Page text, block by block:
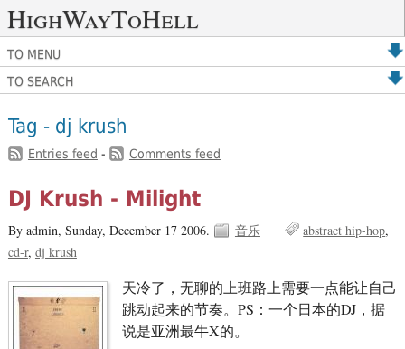
HighWayToHell
TO MENU
TO SEARCH
Tag - dj krush
Entries feed - Comments feed
DJ Krush - Milight
By admin, Sunday, December 17 2006. 音乐
abstract hip-hop
cd-r dj krush
天冷了，无聊的上班路上需要一点能让自己
跳动起来的节奏。PS：一个日本的DJ，据
说是亚洲最牛X的。